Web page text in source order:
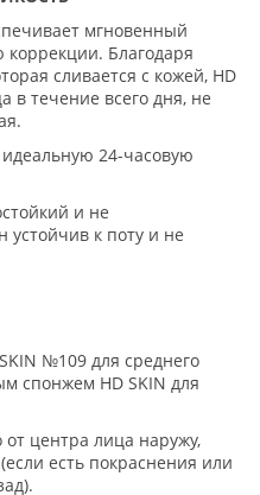
мгновенный
коррекции. Благодаря
сливается с кожей, HD
в течение всего дня, не
24-часовую
и не
устойчив к поту и не
№109 для среднего
спонжем HD SKIN для
центра лица наружу,
есть покраснения или